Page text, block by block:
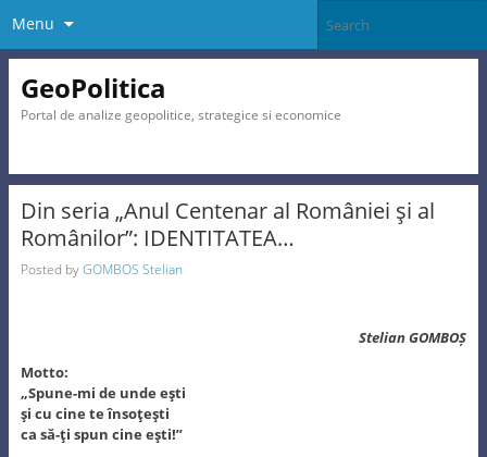
Menu
GeoPolitica
Portal de analize geopolitice, strategice si economice
Din seria „Anul Centenar al României şi al
Românilor”: IDENTITATEA…
Posted byGOMBOS Stelian
Stelian GOMBOȘ
Motto:
„Spune-mi de unde eşti
şi cu cine te însoţeşti
ca să-ţi spun cine eşti!”